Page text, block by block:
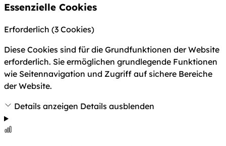
Essenzielle Cookies
Erforderlich (3 Cookies)
Diese Cookies sind für die Grundfunktionen der Website
erforderlich. Sie ermöglichen grundlegende Funktionen
wie Seitennavigation und Zugriff auf sichere Bereiche
der Website.
Details anzeigen Details ausblenden